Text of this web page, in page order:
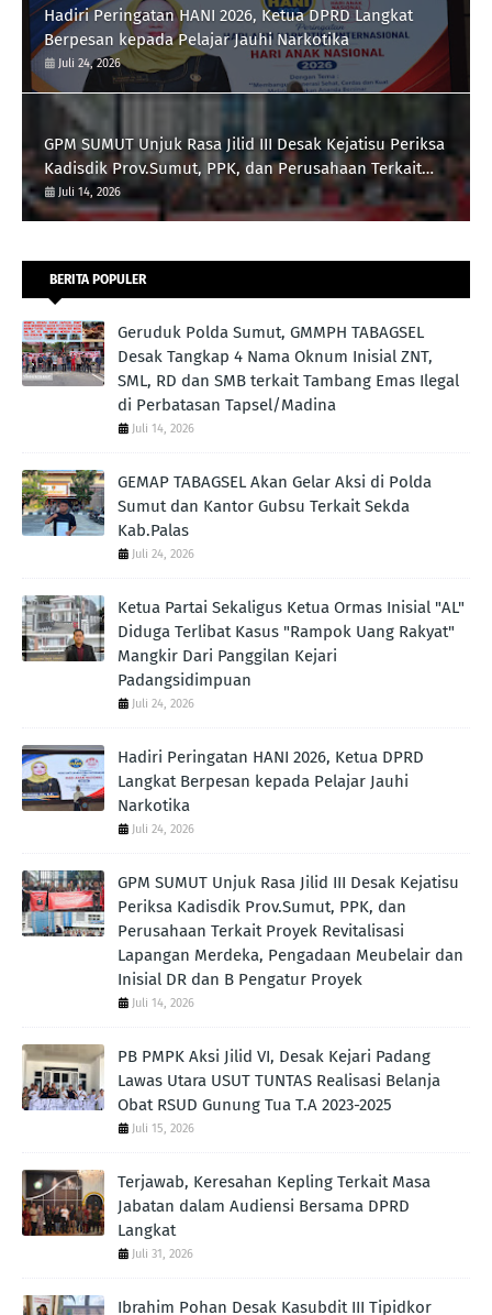
Hadiri Peringatan HANI 2026, Ketua DPRD Langkat
Berpesan kepada Pelajar Jauhi Narkotika
Juli 24, 2026
GPM SUMUT Unjuk Rasa Jilid III Desak Kejatisu Periksa
Kadisdik Prov.Sumut, PPK, dan Perusahaan Terkait
Proyek Revitalisasi Lapangan Merdeka, Pengadaan
Meubelair dan Inisial DR dan B Pengatur Proyek
Juli 14, 2026
BERITA POPULER
Geruduk Polda Sumut, GMMPH TABAGSEL
Desak Tangkap 4 Nama Oknum Inisial ZNT,
SML, RD dan SMB terkait Tambang Emas Ilegal
di Perbatasan Tapsel/Madina
Juli 14, 2026
GEMAP TABAGSEL Akan Gelar Aksi di Polda
Sumut dan Kantor Gubsu Terkait Sekda
Kab.Palas
Juli 24, 2026
Ketua Partai Sekaligus Ketua Ormas Inisial "AL"
Diduga Terlibat Kasus "Rampok Uang Rakyat"
Mangkir Dari Panggilan Kejari
Padangsidimpuan
Juli 24, 2026
Hadiri Peringatan HANI 2026, Ketua DPRD
Langkat Berpesan kepada Pelajar Jauhi
Narkotika
Juli 24, 2026
GPM SUMUT Unjuk Rasa Jilid III Desak Kejatisu
Periksa Kadisdik Prov.Sumut, PPK, dan
Perusahaan Terkait Proyek Revitalisasi
Lapangan Merdeka, Pengadaan Meubelair dan
Inisial DR dan B Pengatur Proyek
Juli 14, 2026
PB PMPK Aksi Jilid VI, Desak Kejari Padang
Lawas Utara USUT TUNTAS Realisasi Belanja
Obat RSUD Gunung Tua T.A 2023-2025
Juli 15, 2026
Terjawab, Keresahan Kepling Terkait Masa
Jabatan dalam Audiensi Bersama DPRD
Langkat
Juli 31, 2026
Ibrahim Pohan Desak Kasubdit III Tipidkor